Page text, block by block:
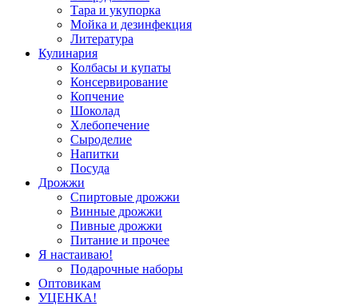
Тара и укупорка
Мойка и дезинфекция
Литература
Кулинария
Колбасы и купаты
Консервирование
Копчение
Шоколад
Хлебопечение
Сыроделие
Напитки
Посуда
Дрожжи
Спиртовые дрожжи
Винные дрожжи
Пивные дрожжи
Питание и прочее
Я настаиваю!
Подарочные наборы
Оптовикам
УЦЕНКА!